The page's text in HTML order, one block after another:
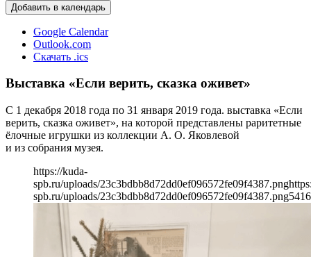
Добавить в календарь
Google Calendar
Outlook.com
Скачать .ics
Выставка «Если верить, сказка оживет»
С 1 декабря 2018 года по 31 января 2019 года. выставка «Если
верить, сказка оживет», на которой представлены раритетные
ёлочные игрушки из коллекции А. О. Яковлевой
и из собрания музея.
https://kuda-
spb.ru/uploads/23c3bdbb8d72dd0ef096572fe09f4387.png
spb.ru/uploads/23c3bdbb8d72dd0ef096572fe09f4387.png541